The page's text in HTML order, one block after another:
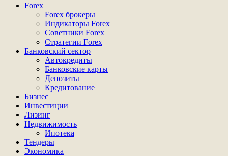
Основное
Forex
Forex брокеры
Индикаторы Forex
Советники Forex
Стратегии Forex
Банковский сектор
Автокредиты
Банковские карты
Депозиты
Кредитование
Бизнес
Инвестиции
Лизинг
Недвижимость
Ипотека
Тендеры
Экономика